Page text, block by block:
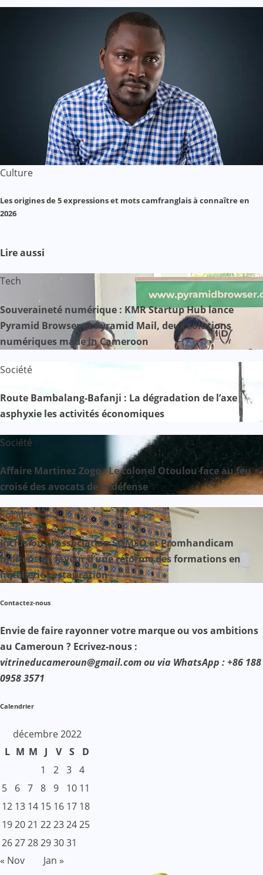
Culture
Les origines de 5 expressions et mots camfranglais à connaître en
2026
Lire aussi
Tech
Souveraineté numérique : KMR Startup Hub lance
Pyramid Browser et Pyramid Mail, deux solutions
numériques made in Cameroon
Société
Route Bambalang-Bafanji : La dégradation de l’axe
asphyxie les activités économiques
Société
Affaire Martinez Zogo : Le colonel Otoulou face au feu
croisé des avocats de la défense
Société
Inclusion : l’association SOMSO et Promhandicam
militent en faveur d’une réforme des formations en
hôtellerie-restauration
Contactez-nous
Envie de faire rayonner votre marque ou vos ambitions
au Cameroun ? Ecrivez-nous :
vitrineducameroun@gmail.com ou via WhatsApp : +86 188
0958 3571
Calendrier
décembre 2022
L M M J V S
D
1
2 3 4
5
6 7 8 9 10 11
12 13 14 15 16 17 18
192021 22232425
262728293031
« Nov
Jan »